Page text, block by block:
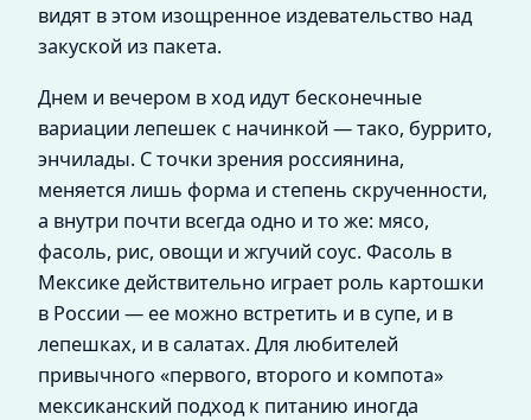
видят в этом изощренное издевательство над
закуской из пакета.
Днем и вечером в ход идут бесконечные
вариации лепешек с начинкой — тако, буррито,
энчилады. С точки зрения россиянина,
меняется лишь форма и степень скрученности,
а внутри почти всегда одно и то же: мясо,
фасоль, рис, овощи и жгучий соус. Фасоль в
Мексике действительно играет роль картошки
в России — ее можно встретить и в супе, и в
лепешках, и в салатах. Для любителей
привычного «первого, второго и компота»
мексиканский подход к питанию иногда